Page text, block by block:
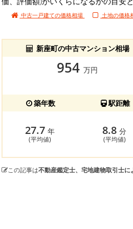
中古一戸建ての価格相場 土地の価格
新座町の中古マンション相場
954 万円
築年数 駅距離
27.7 年
(平均値)
8.8分
(平均値)
この記事は不動産鑑定士、宅地建物取引士に